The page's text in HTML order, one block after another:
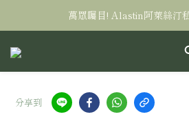
全台滿三千免運
萬眾矚目! Alastin阿萊絲汀
全台滿三千免運
分享到